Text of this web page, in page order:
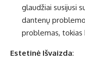
glaudžiai susijusi
dantenų
problemas, tokias
Estetinė Išvaizda: